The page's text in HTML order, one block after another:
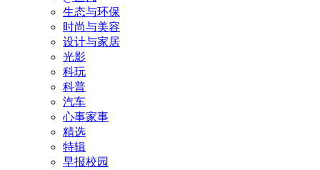
生态与环保
时尚与美容
设计与家居
光影
科玩
科普
汽车
心事家事
精选
特辑
早报校园